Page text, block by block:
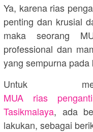
Ya, karena rias
penting dan krusial
maka seorang
professional dan
yang sempurna pada
Untuk
MUA rias
Tasikmalaya, ada
lakukan, sebagai